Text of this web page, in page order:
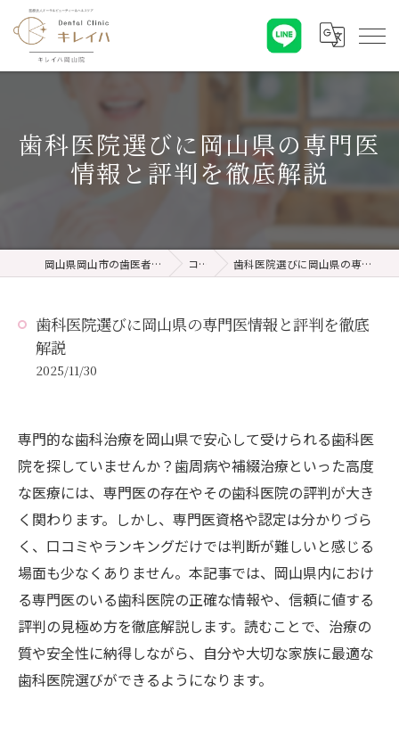
歯科医院選びに岡山県の専門医
情報と評判を徹底解説
岡山県岡山市の歯医者ならキレイハ岡山院 コラム 歯科医院選びに岡山県の専門医情報と評判を徹底解説
歯科医院選びに岡山県の専門医情報と評判を徹底
解説
2025/11/30
専門的な歯科治療を岡山県で安心して受けられる歯科医
院を探していませんか？歯周病や補綴治療といった高度
な医療には、専門医の存在やその歯科医院の評判が大き
く関わります。しかし、専門医資格や認定は分かりづら
く、口コミやランキングだけでは判断が難しいと感じる
場面も少なくありません。本記事では、岡山県内におけ
る専門医のいる歯科医院の正確な情報や、信頼に値する
評判の見極め方を徹底解説します。読むことで、治療の
質や安全性に納得しながら、自分や大切な家族に最適な
歯科医院選びができるようになります。